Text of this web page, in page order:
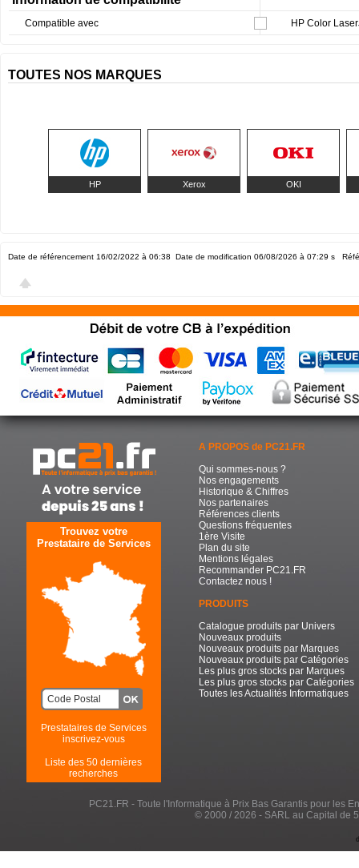
Compatible avec HP Color
TOUTES NOS MARQUES
HP Xerox OKI
Date de référencement 16/02/2022 à 06:38 Date de modification 06/08/2026 à 07:29 s
Trouvez votre
Prestataire de Services
Prestataires de Services
inscrivez-vous
Liste des 50 dernières
recherches
A PROPOS de PC21.FR
Qui sommes-nous ?
Nos engagements
Historique & Chiffres
Nos partenaires
Références clients
Questions fréquentes
1ère Visite
Plan du site
Mentions légales
Recommander PC21.FR
Contactez nous !
PRODUITS
Catalogue produits par Univers
Nouveaux produits
Nouveaux produits par Marques
Nouveaux produits par Catégories
Les plus gros stocks par Marques
Les plus gros stocks par Catégories
Toutes les Actualités Informatiques
PC21.FR - Toute l'Informatique à Prix Bas Garantis pour les
© 2000 / 2026 - SARL au Capital de